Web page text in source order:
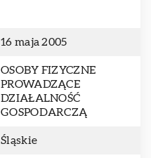
16 maja 2005
OSOBY FIZYCZNE
PROWADZĄCE
DZIAŁALNOŚĆ
GOSPODARCZĄ
Śląskie